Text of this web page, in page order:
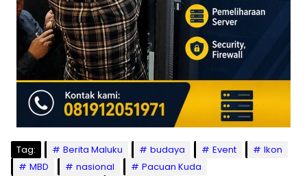
Tag: Berita Maluku budaya Event
Ikon
MBD
nasional
Pacuan Kuda